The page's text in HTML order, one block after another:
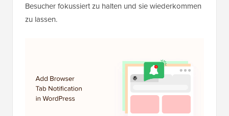
Besucher fokussiert zu halten und sie wiederkommen
zu lassen.